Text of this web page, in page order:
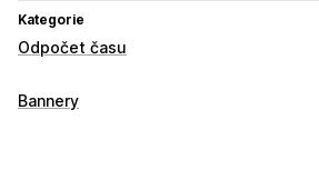
Kategorie
Odpočet času
Možnosti zobrazení
Bannery